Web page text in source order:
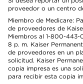
proveedor o un centro
Miembro de Medicare:
de proveedores de
Miembros al 1-800-443-
8 p. m. Kaiser
de proveedores en un
solicitud. Kaiser
copia impresa es una
para recibir esta copia